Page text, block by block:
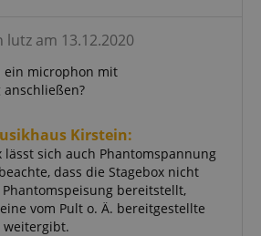
lutz am 13.12.2020
ein microphon mit
Kirstein:
lässt sich auch Phantomspannung
dass die Stagebox nicht
bereitstellt,
vom Pult o. Ä. bereitgestellte
weitergibt.